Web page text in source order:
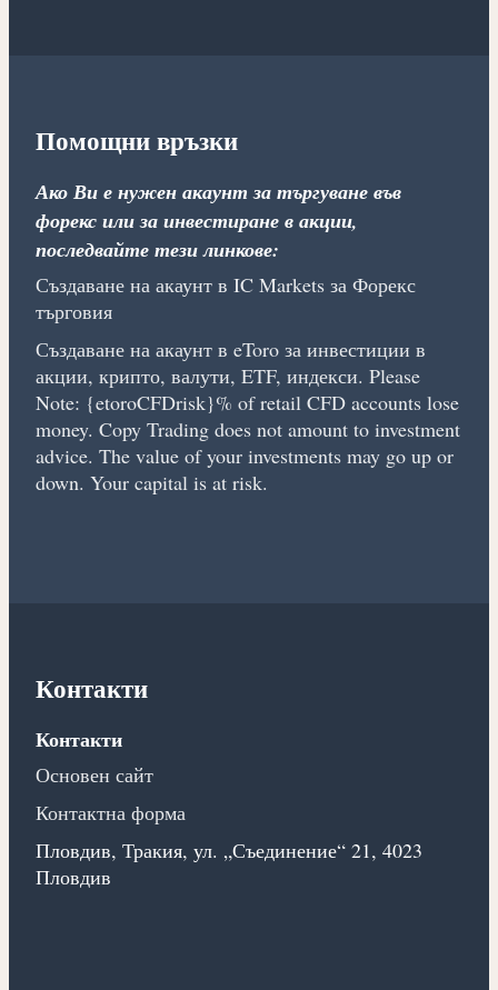
Помощни връзки
Ако Ви е нужен акаунт за търгуване във
форекс или за инвестиране в акции,
последвайте тези линкове:
Създаване на акаунт в IC Markets за Форекс
търговия
Създаване на акаунт в eToro за инвестиции в
акции, крипто, валути, ETF, индекси. Please
Note: {etoroCFDrisk}% of retail CFD accounts lose
money. Copy Trading does not amount to investment
advice. The value of your investments may go up or
down. Your capital is at risk.
Контакти
Контакти
Основен сайт
Контактна форма
Пловдив, Тракия, ул. „Съединение“ 21, 4023
Пловдив